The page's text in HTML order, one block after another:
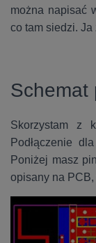
można napisać
co tam siedzi. Ja
Schemat
Skorzystam z
Podłączenie
Poniżej masz
opisany na